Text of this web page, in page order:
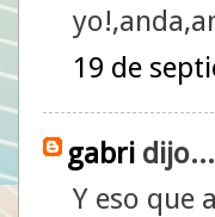
19 de
gabri dijo...
Y eso que